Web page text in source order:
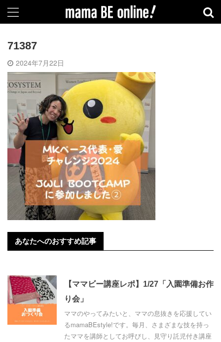
71387
2024年7月22日
あなたへのおすすめ記事
【ママビー講座レポ】1/27「入園準備お作
り会」
ママのやってみたいと、ママの息抜きを応援してい
るmamaBEstyle!です。毎月、さまざまな技を持っ
たママを講師としてお呼びし、見守り託児付き講座